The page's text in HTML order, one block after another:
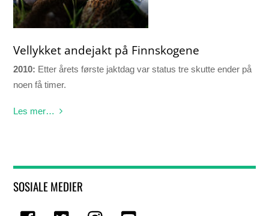
Vellykket andejakt på Finnskogene
2010: Etter årets første jaktdag var status tre skutte ender på
noen få timer.
Les mer…
SOSIALE MEDIER
Facebook Twitter Instagram